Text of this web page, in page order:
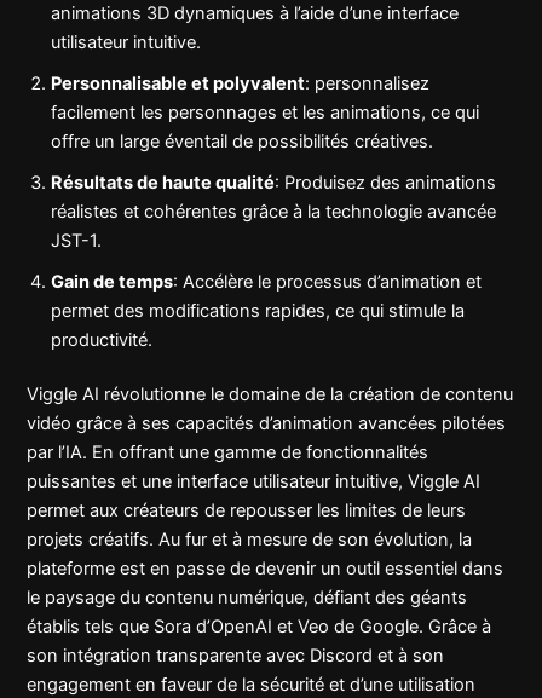
animations 3D dynamiques à l’aide d’une interface
utilisateur intuitive.
Personnalisable et polyvalent: personnalisez
facilement les personnages et les animations, ce qui
offre un large éventail de possibilités créatives.
Résultats de haute qualité: Produisez des animations
réalistes et cohérentes grâce à la technologie avancée
JST-1.
Gain de temps: Accélère le processus d’animation et
permet des modifications rapides, ce qui stimule la
productivité.
Viggle AI révolutionne le domaine de la création de contenu
vidéo grâce à ses capacités d’animation avancées pilotées
par l’IA. En offrant une gamme de fonctionnalités
puissantes et une interface utilisateur intuitive, Viggle AI
permet aux créateurs de repousser les limites de leurs
projets créatifs. Au fur et à mesure de son évolution, la
plateforme est en passe de devenir un outil essentiel dans
le paysage du contenu numérique, défiant des géants
établis tels que Sora d’OpenAI et Veo de Google. Grâce à
son intégration transparente avec Discord et à son
engagement en faveur de la sécurité et d’une utilisation